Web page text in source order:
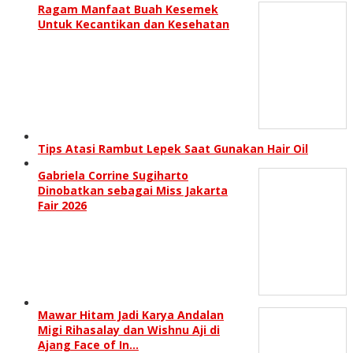
Ragam Manfaat Buah Kesemek
Untuk Kecantikan dan Kesehatan
Tips Atasi Rambut Lepek Saat Gunakan Hair Oil
Gabriela Corrine Sugiharto
Dinobatkan sebagai Miss Jakarta
Fair 2026
Mawar Hitam Jadi Karya Andalan
Migi Rihasalay dan Wishnu Aji di
Ajang Face of In…